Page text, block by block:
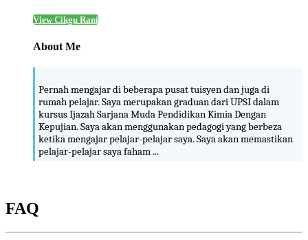
View Cikgu Rani
About Me
Pernah mengajar di beberapa pusat tuisyen dan juga di
rumah pelajar. Saya merupakan graduan dari UPSI dalam
kursus Ijazah Sarjana Muda Pendidikan Kimia Dengan
Kepujian. Saya akan menggunakan pedagogi yang berbeza
ketika mengajar pelajar-pelajar saya. Saya akan memastikan
pelajar-pelajar saya faham ...
FAQ